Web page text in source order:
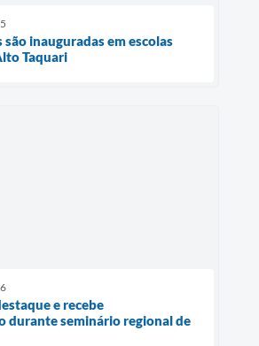
são inauguradas em escolas
Taquari
e recebe
durante seminário regional de